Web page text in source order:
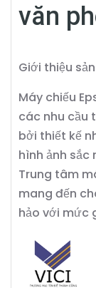
văn
Giới thiệu
Máy chiếu
các nhu cầu
bởi thiết kế
hình ảnh sắc
Trung tâm
mang đến
hảo với mức